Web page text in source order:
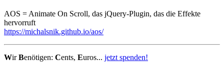
AOS = Animate On Scroll, das jQuery-Plugin, das die Effekte
hervorruft
https://michalsnik.github.io/aos/
WirBenötigen: Cents, Euros... jetzt spenden!